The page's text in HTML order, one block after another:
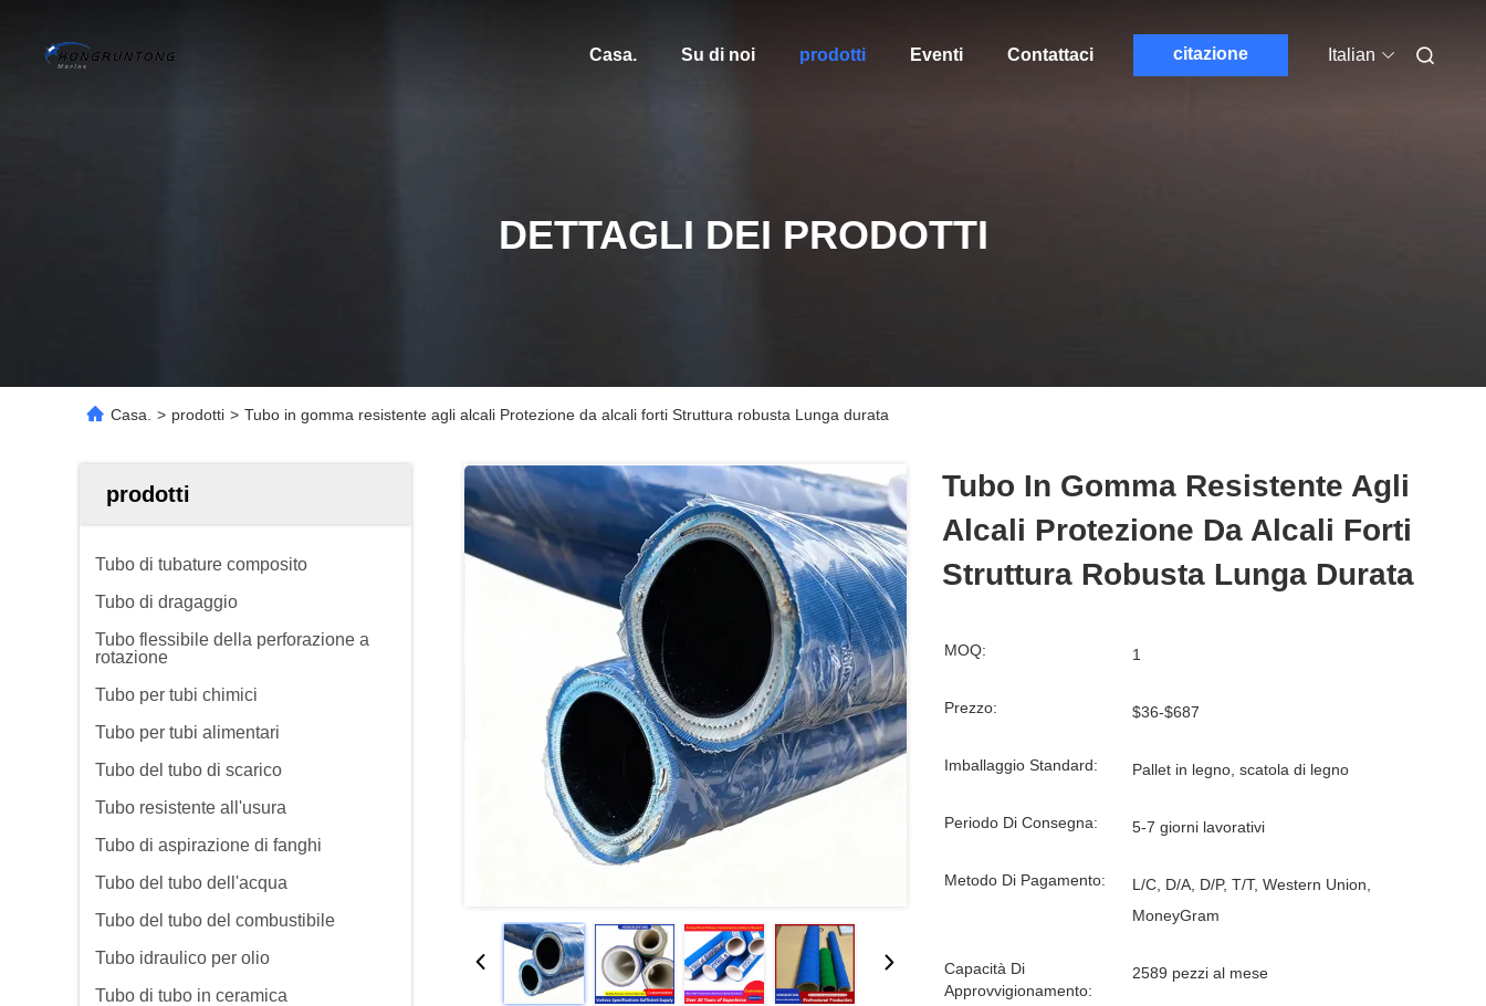
Casa. Su di noi prodotti Eventi Contattaci citazione Italian
DETTAGLI DEI PRODOTTI
Casa. > prodotti > Tubo in gomma resistente agli alcali Protezione da alcali forti Struttura robusta Lunga durata
prodotti
Tubo di tubature composito
Tubo di dragaggio
Tubo flessibile della perforazione a
rotazione
Tubo per tubi chimici
Tubo per tubi alimentari
Tubo del tubo di scarico
Tubo resistente all'usura
Tubo di aspirazione di fanghi
Tubo del tubo dell'acqua
Tubo del tubo del combustibile
Tubo idraulico per olio
Tubo di tubo in ceramica
Tubo In Gomma Resistente Agli
Alcali Protezione Da Alcali Forti
Struttura Robusta Lunga Durata
MOQ: 1
Prezzo: $36-$687
Imballaggio Standard: Pallet in legno, scatola di legno
Periodo Di Consegna: 5-7 giorni lavorativi
Metodo Di Pagamento:
L/C, D/A, D/P, T/T, Western Union,
MoneyGram
Capacità Di
Approvvigionamento:
2589 pezzi al mese